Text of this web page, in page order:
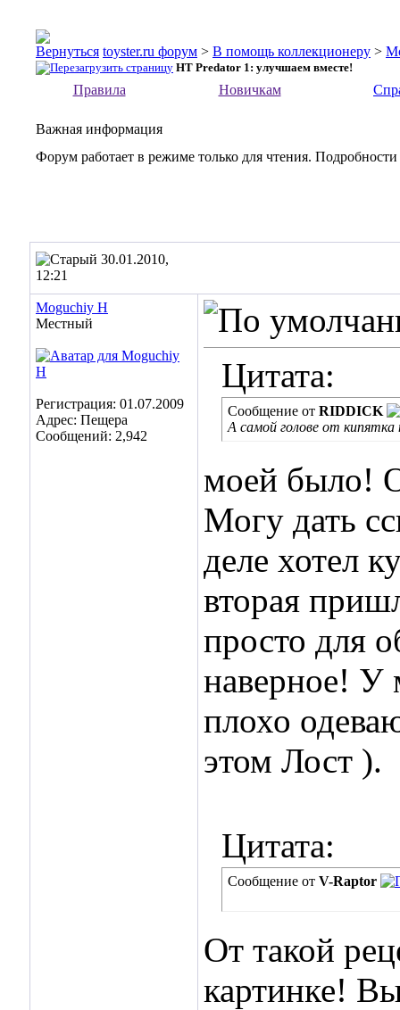
toyster.ru форум > В помощь коллекционеру >
HT Predator 1: улучшаем вместе!
Правила Новичкам
Важная информация
Форум работает в режиме только для чтения.
30.01.2010,
12:21
Moguchiy H
Местный
Регистрация: 01.07.2009
Адрес: Пещера
Сообщений: 2,942
Цитата:
Сообщение от RIDDICK
А самой голове от кипятка
моей было!
Могу дать
деле хотел
вторая
просто для
наверное! У
плохо
этом Лост ).
Цитата:
Сообщение от V-Raptor
От такой
картинке!